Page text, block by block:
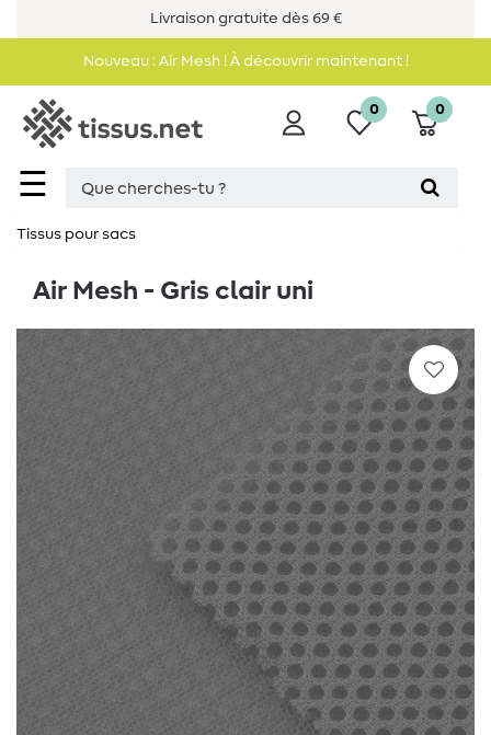
Livraison gratuite dès 69 €
Nouveau : Air Mesh ! À découvrir maintenant !
☰
0 0
Tissus pour sacs
Air Mesh - Gris clair uni